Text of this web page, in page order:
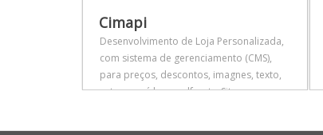
Cimapi
Desenvolvimento de Loja Personalizada,
com sistema de gerenciamento (CMS),
para preços, descontos, imagnes, texto,
estoque, vídeos, pdfs, etc. Site